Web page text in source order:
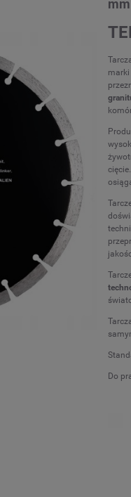
mm
marki
Do